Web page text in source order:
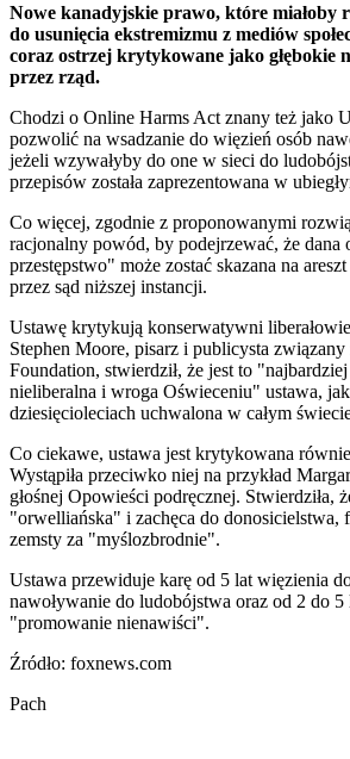
Nowe kanadyjskie prawo, które miałoby
do usunięcia ekstremizmu z mediów
coraz ostrzej krytykowane jako głębokie
przez rząd.
Chodzi o Online Harms Act znany też jako
pozwolić na wsadzanie do więzień osób
jeżeli wzywałyby do one w sieci do
przepisów została zaprezentowana w
Co więcej, zgodnie z proponowanymi
racjonalny powód, by podejrzewać, że dana
przestępstwo" może zostać skazana na
przez sąd niższej instancji.
Ustawę krytykują konserwatywni
Stephen Moore, pisarz i publicysta
Foundation, stwierdził, że jest to
nieliberalna i wroga Oświeceniu" ustawa,
dziesięcioleciach uchwalona w całym
Co ciekawe, ustawa jest krytykowana
Wystąpiła przeciwko niej na przykład
głośnej Opowieści podręcznej. Stwierdziła,
"orwelliańska" i zachęca do donosicielstwa,
zemsty za "myślozbrodnie".
Ustawa przewiduje karę od 5 lat więzienia
nawoływanie do ludobójstwa oraz od 2 do 5
"promowanie nienawiści".
Źródło: foxnews.com
Pach